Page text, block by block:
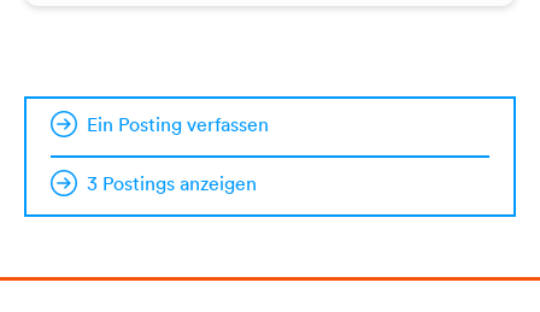
Ein Posting verfassen
3 Postings anzeigen